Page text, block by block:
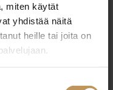
miten käytät
yhdistää näitä
heille tai joita on